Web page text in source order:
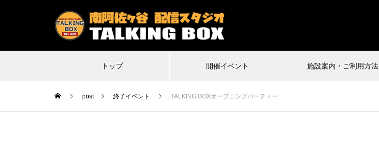
トップ 開催イベント 施設案内・ご利用方法
post 終了イベント TALKING BOXオープニングパーティー